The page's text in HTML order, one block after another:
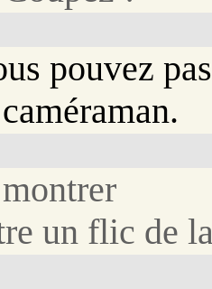
pouvez pas
un flic de